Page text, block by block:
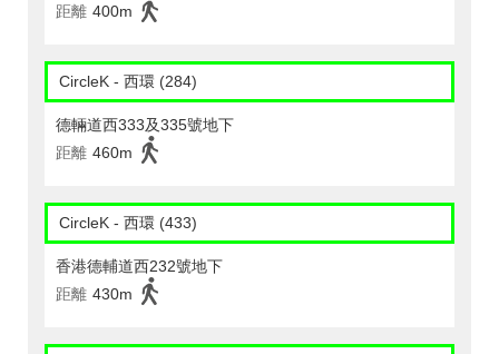
距離 400m
CircleK - 西環 (284)
德輛道西333及335號地下
距離 460m
CircleK - 西環 (433)
香港德輔道西232號地下
距離 430m